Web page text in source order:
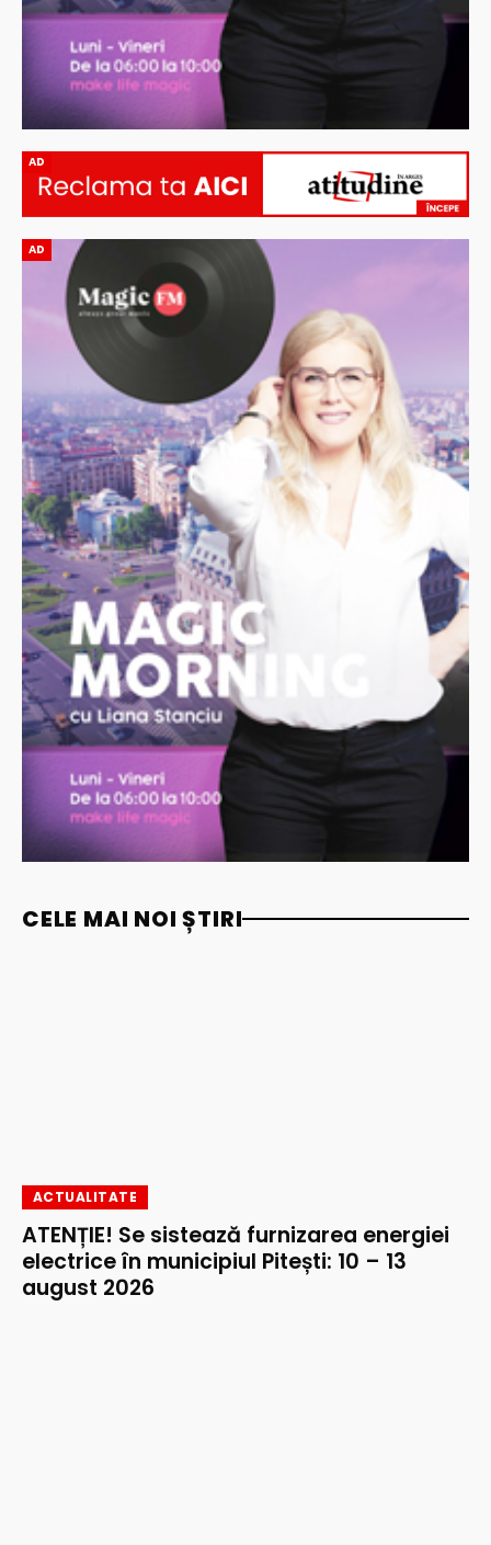
AD
AD
CELE MAI NOI ȘTIRI
ACTUALITATE
ATENȚIE! Se sistează furnizarea energiei
electrice în municipiul Pitești: 10 – 13
august 2026